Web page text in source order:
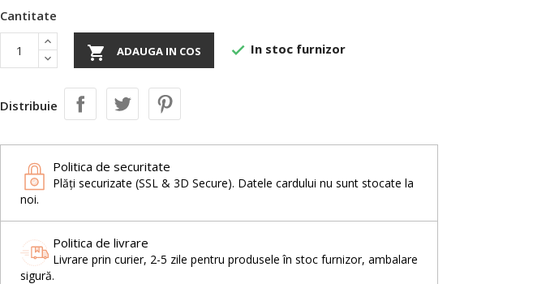
Cantitate
 ADAUGA IN COS  In stoc furnizor
Distribuie
Politica de securitate
Plăți securizate (SSL & 3D Secure). Datele cardului nu sunt stocate la
noi.
Politica de livrare
Livrare prin curier, 2-5 zile pentru produsele în stoc furnizor, ambalare
sigură.